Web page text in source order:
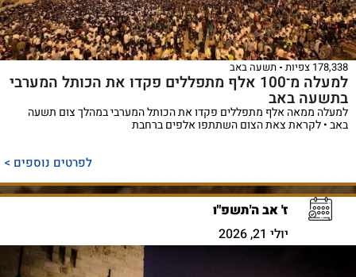
178,338 צפיות תשעה באב
למעלה מ־100 אלף מתפללים פקדו את הכותל המערבי
בתשעה באב
למעלה ממאה אלף מתפללים פקדו את הכותל המערבי במהלך צום תשעה
באב • לקראת צאת הצום השתתפו אלפים ברחבת
לפרטים נוספים >
ז' אב ה'תשפ"ו
יולי 21, 2026